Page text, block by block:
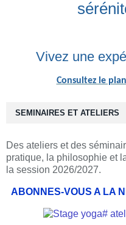
SEMINAIRES ET ATELIERS
Des ateliers et des
pratique, la philosophie et
la session 2026/2027.
ABONNES-VOUS A LA
Vivez une
Consultez le